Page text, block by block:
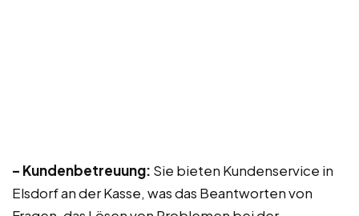
– Kundenbetreuung: Sie bieten Kundenservice in
Elsdorf an der Kasse, was das Beantworten von